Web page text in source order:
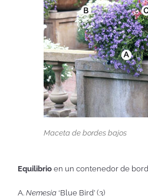
Maceta de bordes bajos
Equilibrio en un contenedor de
A. Nemesia ‘Blue Bird’ (3)